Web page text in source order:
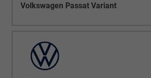
Volkswagen Passat Variant